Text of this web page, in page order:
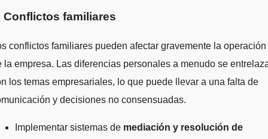
Conflictos familiares
conflictos familiares pueden afectar gravemente la operación
la empresa. Las diferencias personales a menudo se
los temas empresariales, lo que puede llevar a una falta de
y decisiones no consensuadas.
Implementar sistemas de mediación y resolución de